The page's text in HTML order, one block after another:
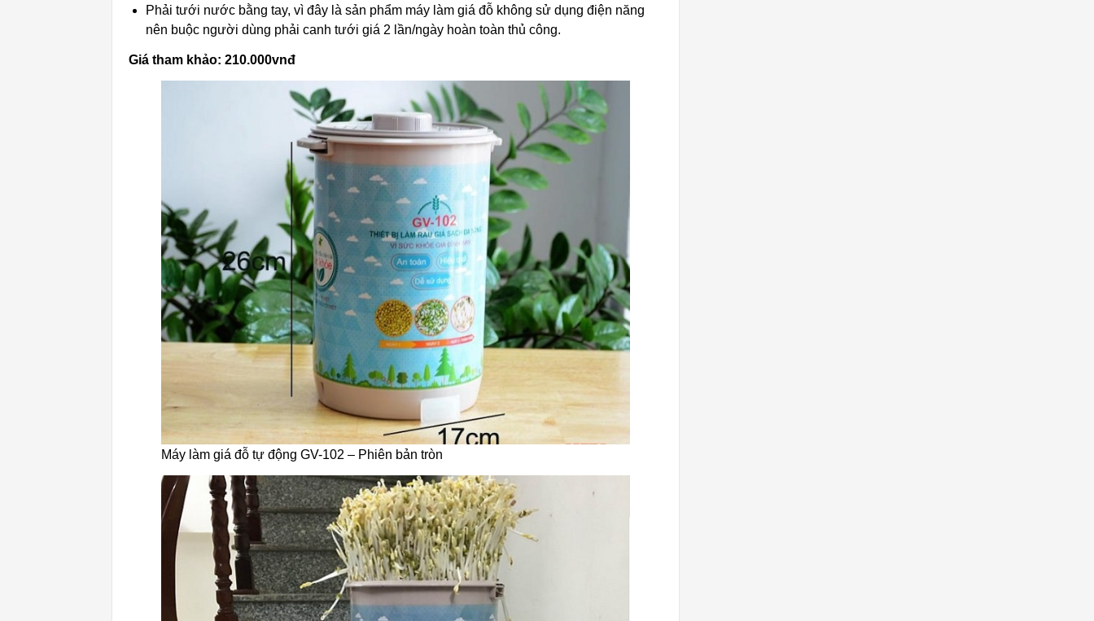
Phải tưới nước bằng tay, vì đây là sản phẩm máy làm giá đỗ không sử dụng điện năng
nên buộc người dùng phải canh tưới giá 2 lần/ngày hoàn toàn thủ công.
Giá tham khảo: 210.000vnđ
Máy làm giá đỗ tự động GV-102 – Phiên bản tròn